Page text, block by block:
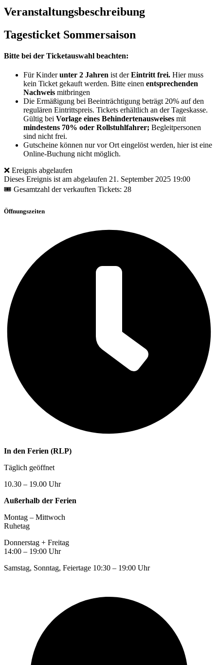
Veranstaltungsbeschreibung
Tagesticket Sommersaison
Bitte bei der Ticketauswahl beachten:
Für Kinderunter 2 Jahren ist derEintritt frei. Hier muss
kein Ticket gekauft werden. Bitte einen entsprechenden
Nachweis mitbringen
Die Ermäßigung bei Beeinträchtigung beträgt 20% auf den
regulären Eintrittspreis. Tickets erhältlich an der Tageskasse.
Gültig bei Vorlage eines Behindertenausweises mit
mindestens 70% oder Rollstuhlfahrer; Begleitpersonen
sind nicht frei.
Gutscheine können nur vor Ort eingelöst werden, hier ist eine
Online-Buchung nicht möglich.
❌ Ereignis abgelaufen
Dieses Ereignis ist am abgelaufen 21. September 2025 19:00
🎟 Gesamtzahl der verkauften Tickets: 28
Öffnungszeiten
In den Ferien (RLP)
Täglich geöffnet
10.30 – 19.00 Uhr
Außerhalb der Ferien
Montag – Mittwoch
Ruhetag
Donnerstag + Freitag
14:00 – 19:00 Uhr
Samstag, Sonntag, Feiertage 10:30 – 19:00 Uhr